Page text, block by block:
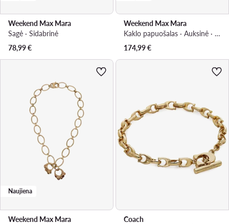
Weekend Max Mara
Sagė · Sidabrinė
78,99€
Weekend Max Mara
Kaklo papuošalas · Auksinė · Metalas
174,99€
Naujiena
Weekend Max Mara
Coach